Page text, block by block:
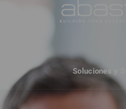
Soluciones y